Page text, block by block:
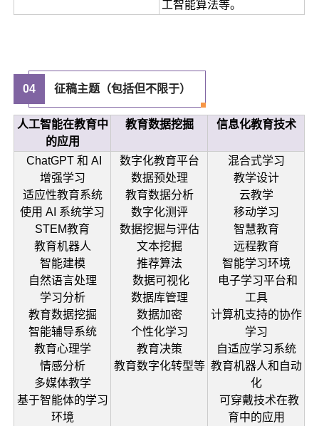
工智能算法等。
04 征稿主题 （包括但不限于）
人工智能在教育中
的应用
教育数据挖掘 信息化教育技术
ChatGPT 和 AI
增强学习
适应性教育系统
使用 AI 系统学习
STEM教育
教育机器人
智能建模
自然语言处理
学习分析
教育数据挖掘
智能辅导系统
教育心理学
情感分析
多媒体教学
基于智能体的学习
环境
数字化教育平台
数据预处理
教育数据分析
数字化测评
数据挖掘与评估
文本挖掘
推荐算法
数据可视化
数据库管理
数据加密
个性化学习
教育决策
教育数字化转型等
混合式学习
教学设计
云教学
移动学习
智慧教育
远程教育
智能学习环境
电子学习平台和
工具
计算机支持的协作
学习
自适应学习系统
教育机器人和自动
化
可穿戴技术在教
育中的应用